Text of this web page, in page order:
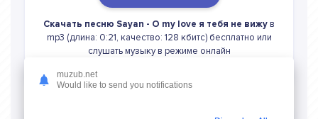
Скачать песню Sayan - О my love я тебя не вижу в
mp3 (длина: 0:21, качество: 128 кбитс) бесплатно или
слушать музыку в режиме онлайн
muzub.net
Would like to send you notifications